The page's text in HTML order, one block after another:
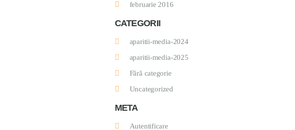
februarie 2016
CATEGORII
aparitii-media-2024
aparitii-media-2025
Fără categorie
Uncategorized
META
Autentificare